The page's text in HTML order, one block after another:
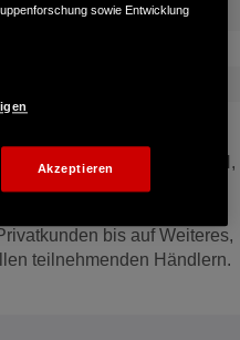
6000
der Honda Bank GmbH,
Frankfurt am Main, auf
von Honda
bis auf Weiteres,
teilnehmenden Händlern.
sowie Entwicklung
Akzeptieren